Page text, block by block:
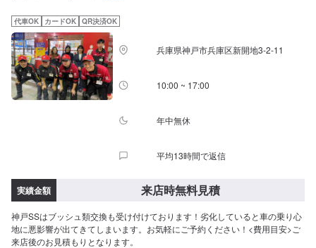
代車OK カードOK QR決済OK
兵庫県神戸市兵庫区新開地3-2-11
10:00 ~ 17:00
年中無休
平均13時間で返信
実績金額 来店時無料見積
神戸SSはブッシュ類交換も受け付けております！劣化していると車の乗り心
地に悪影響が出てきてしまいます。お気軽にご予約ください！<費用目安>ご
来店後のお見積もりとなります。